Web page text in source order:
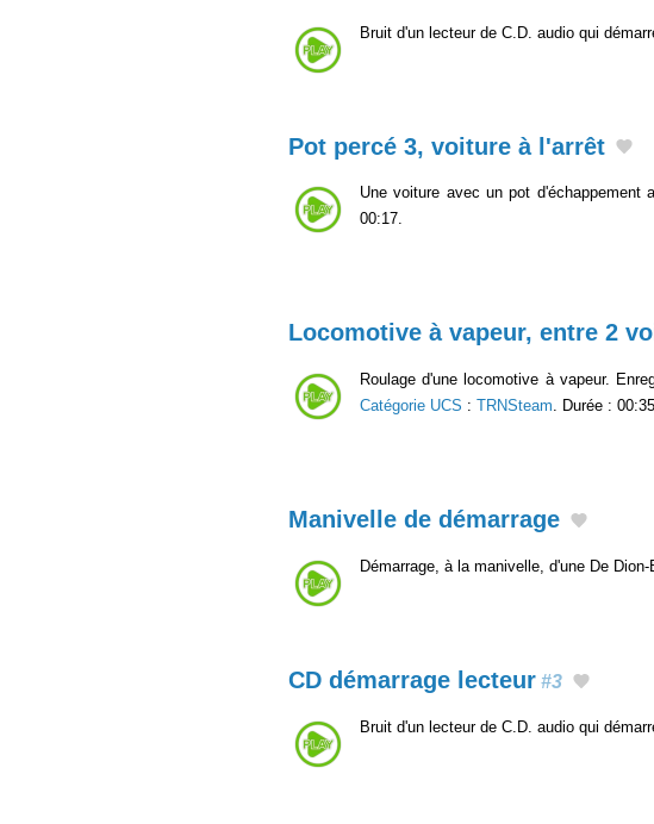
Bruit d'un lecteur de C.D. audio qui
Pot percé 3, voiture à l'arrêt
Une voiture avec un pot d'échappement
00:17.
Locomotive à vapeur, entre 2
Roulage d'une locomotive à vapeur.
Catégorie UCS : TRNSteam. Durée :
Manivelle de démarrage
Démarrage, à la manivelle, d'une De
CD démarrage lecteur #3
Bruit d'un lecteur de C.D. audio qui